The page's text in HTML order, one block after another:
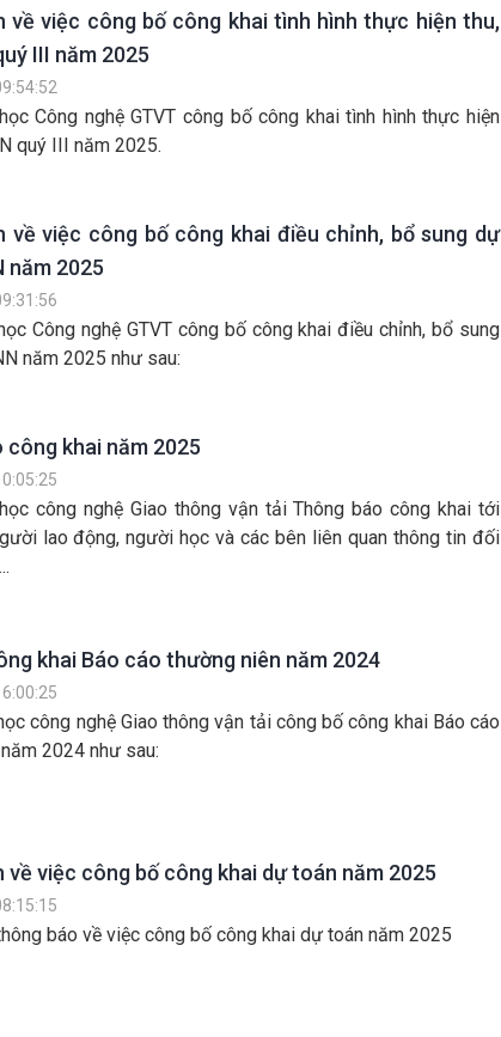
về việc công bố công khai tình hình thực hiện thu,
III năm 2025
Công nghệ GTVT công bố công khai tình hình thực hiện
quý III năm 2025.
về việc công bố công khai điều chỉnh, bổ sung dự
năm 2025
Công nghệ GTVT công bố công khai điều chỉnh, bổ sung
năm 2025 như sau:
công khai năm 2025
công nghệ Giao thông vận tải Thông báo công khai tới
lao động, người học và các bên liên quan thông tin đối
khai Báo cáo thường niên năm 2024
công nghệ Giao thông vận tải công bố công khai Báo cáo
2024 như sau:
về việc công bố công khai dự toán năm 2025
báo về việc công bố công khai dự toán năm 2025